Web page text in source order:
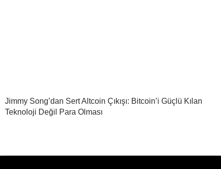
Jimmy Song’dan Sert Altcoin Çıkışı: Bitcoin’i Güçlü Kılan
Teknoloji Değil Para Olması